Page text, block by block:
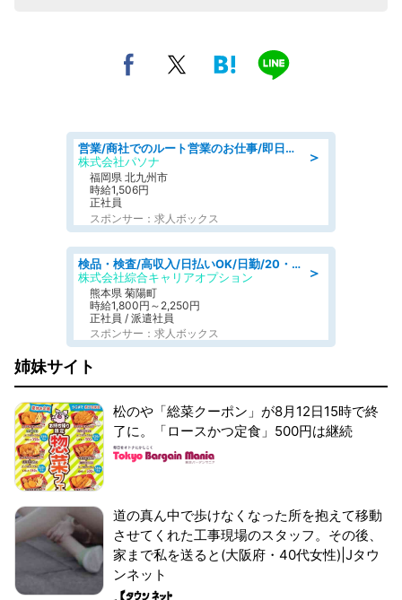
＞
営業/商社でのルート営業のお仕事/即日勤務可/車通勤可/営業
株式会社パソナ
福岡県 北九州市
時給1,506円
正社員
スポンサー：求人ボックス
＞
検品・検査/高収入/日払いOK/日勤/20・30・40代活躍中/製造 工場
株式会社綜合キャリアオプション
熊本県 菊陽町
時給1,800円～2,250円
正社員 / 派遣社員
スポンサー：求人ボックス
姉妹サイト
松のや「総菜クーポン」が8月12日15時で終
了に。「ロースかつ定食」500円は継続
道の真ん中で歩けなくなった所を抱えて移動
させてくれた工事現場のスタッフ。その後、
家まで私を送ると(大阪府・40代女性)|Jタウ
ンネット